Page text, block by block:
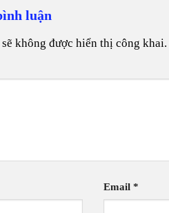
luận
không được hiển thị công khai.
Email *